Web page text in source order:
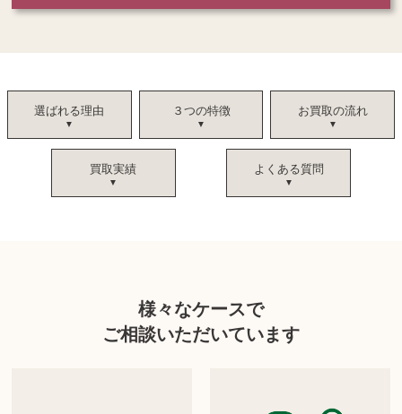
選ばれる理由 ３つの特徴 お買取の流れ
買取実績 よくある質問
様々なケースで
ご相談いただいています